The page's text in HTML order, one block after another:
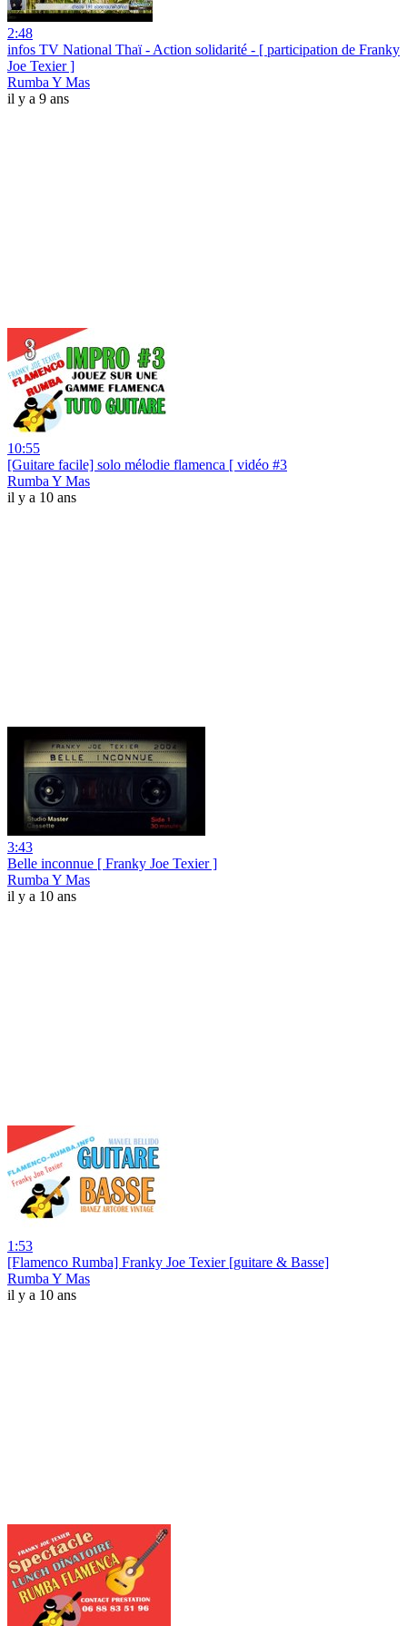
2:48
infos TV National Thaï - Action solidarité - [ participation de Franky
Joe Texier ]
Rumba Y Mas
il y a 9 ans
10:55
[Guitare facile] solo mélodie flamenca [ vidéo #3
Rumba Y Mas
il y a 10 ans
3:43
Belle inconnue [ Franky Joe Texier ]
Rumba Y Mas
il y a 10 ans
1:53
[Flamenco Rumba] Franky Joe Texier [guitare & Basse]
Rumba Y Mas
il y a 10 ans